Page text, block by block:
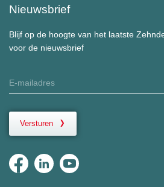
Nieuwsbrief
Blijf op de hoogte van het laatste
voor de nieuwsbrief
Versturen